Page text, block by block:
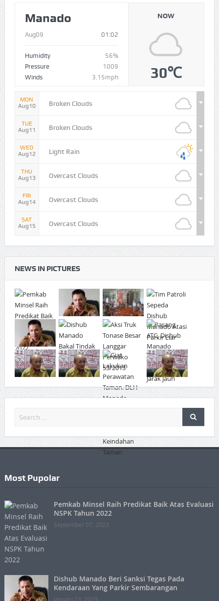
Manado
Aug09 01:02
Humidity
56%
Pressure
1009
Winds
3.15mph
NOW
30℃
MON
Aug10
Broken Clouds
TUE
Aug11
Broken Clouds
WED
Aug12
Light Rain
THU
Aug13
Overcast Clouds
FRI
Aug14
Overcast Clouds
SAT
Aug15
Overcast Clouds
NEWS IN PICTURES
Most Pupolar
Pemkab Minsel Raih Predikat Baik Atas Evaluasi
NSPK Tahun 2022
September 07, 2023
Dishub Manado Beri Sanksi Tegas Pada
Kendaraan Yang Parkir Sembarangan
Januari 23, 2019